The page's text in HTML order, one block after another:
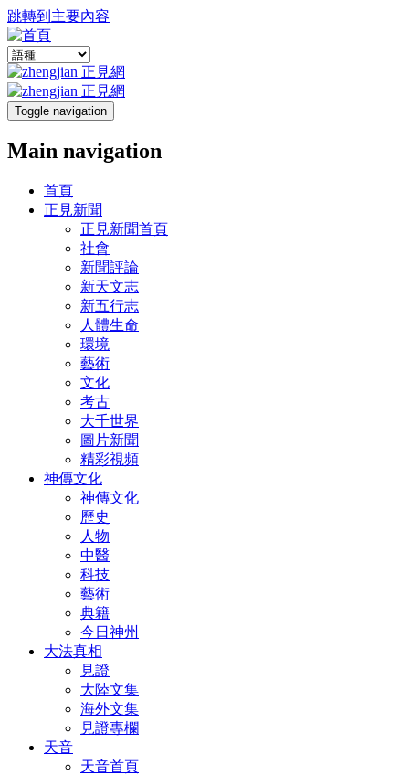
跳轉到主要內容
Toggle navigation
Main navigation
首頁
正見新聞
正見新聞首頁
社會
新聞評論
新天文志
新五行志
人體生命
環境
藝術
文化
考古
大千世界
圖片新聞
精彩視頻
神傳文化
神傳文化
歷史
人物
中醫
科技
藝術
典籍
今日神州
大法真相
見證
大陸文集
海外文集
見證專欄
天音
天音首頁